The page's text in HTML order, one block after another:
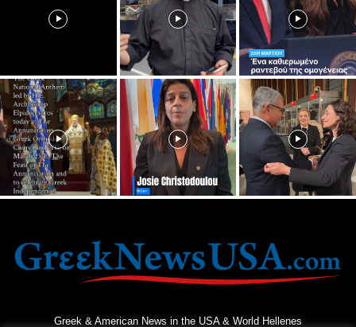
Greek & American News in the USA & World Hellenes